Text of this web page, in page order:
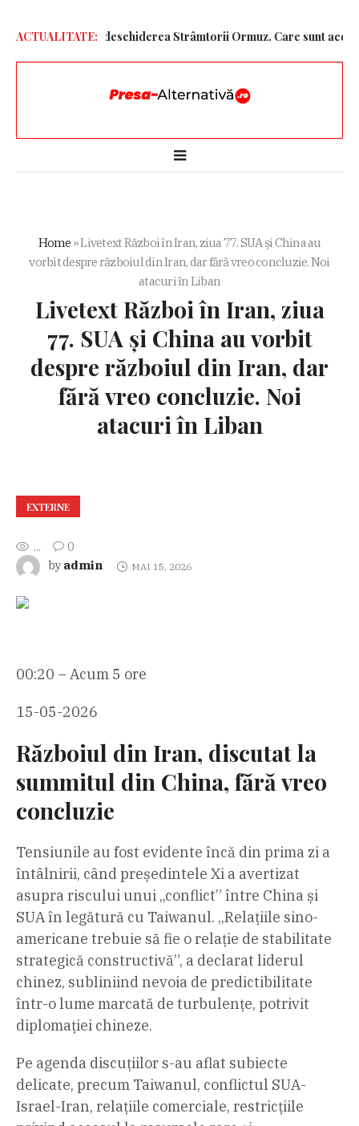
ACTUALITATE:
pentru redeschiderea Strâmtorii Ormuz. Care sunt acestea
Home »Livetext Război în Iran, ziua 77. SUA și China au
vorbit despre războiul din Iran, dar fără vreo concluzie. Noi
atacuri în Liban
Livetext Război în Iran, ziua
77. SUA și China au vorbit
despre războiul din Iran, dar
fără vreo concluzie. Noi
atacuri în Liban
EXTERNE
...
0
by admin MAI 15, 2026
00:20 – Acum 5 ore
15-05-2026
Războiul din Iran, discutat la
summitul din China, fără vreo
concluzie
Tensiunile au fost evidente încă din prima zi a
întâlnirii, când președintele Xi a avertizat
asupra riscului unui „conflict” între China și
SUA în legătură cu Taiwanul. „Relațiile sino-
americane trebuie să fie o relație de stabilitate
strategică constructivă”, a declarat liderul
chinez, subliniind nevoia de predictibilitate
într-o lume marcată de turbulențe, potrivit
diplomației chineze.
Pe agenda discuțiilor s-au aflat subiecte
delicate, precum Taiwanul, conflictul SUA-
Israel-Iran, relațiile comerciale, restricțiile